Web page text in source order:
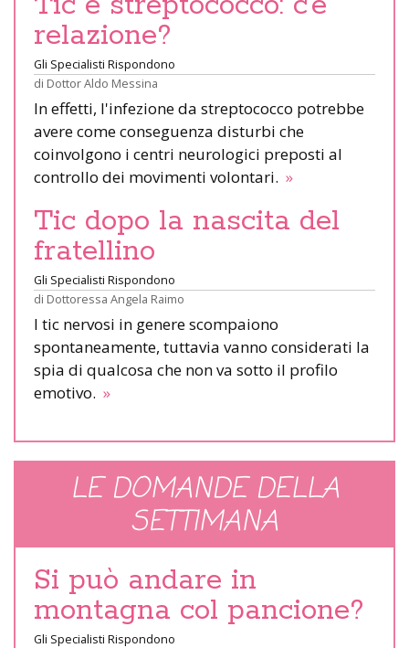
relazione?
Gli Specialisti Rispondono
di Dottor Aldo Messina
In effetti, l'infezione da streptococco potrebbe
avere come conseguenza disturbi che
coinvolgono i centri neurologici preposti al
controllo dei movimenti volontari. »
Tic dopo la nascita del
fratellino
Gli Specialisti Rispondono
di Dottoressa Angela Raimo
I tic nervosi in genere scompaiono
spontaneamente, tuttavia vanno considerati la
spia di qualcosa che non va sotto il profilo
emotivo. »
LE DOMANDE DELLA
SETTIMANA
Si può andare in
montagna col pancione?
Gli Specialisti Rispondono